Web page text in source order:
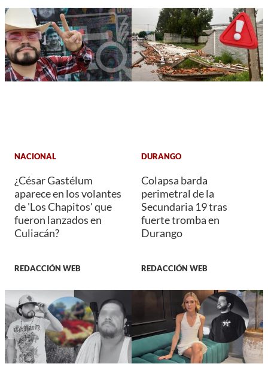
NACIONAL
¿César Gastélum
aparece en los volantes
de 'Los Chapitos' que
fueron lanzados en
Culiacán?
REDACCIÓN WEB
DURANGO
Colapsa barda
perimetral de la
Secundaria 19 tras
fuerte tromba en
Durango
REDACCIÓN WEB